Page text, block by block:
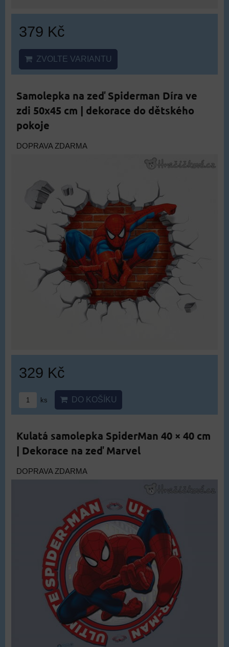
379 Kč
ZVOLTE VARIANTU
Samolepka na zeď Spiderman Díra ve
zdi 50x45 cm | dekorace do dětského
pokoje
DOPRAVA ZDARMA
329 Kč
ks DO KOŠÍKU
Kulatá samolepka SpiderMan 40 × 40 cm
| Dekorace na zeď Marvel
DOPRAVA ZDARMA